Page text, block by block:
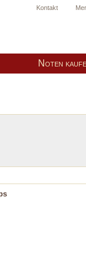
Kontakt
Noten